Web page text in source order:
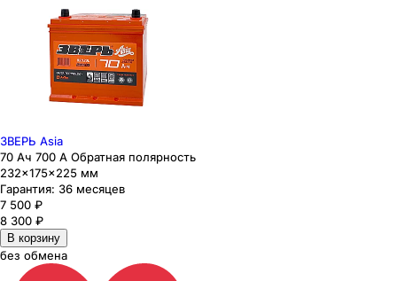
ЗВЕРЬ Asia
70 Ач 700 А Обратная полярность
232×175×225 мм
Гарантия: 36 месяцев
7 500 ₽
8 300 ₽
В корзину
без обмена